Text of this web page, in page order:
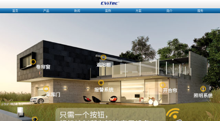
首页 产品 新闻 案例 方案 简介 服务